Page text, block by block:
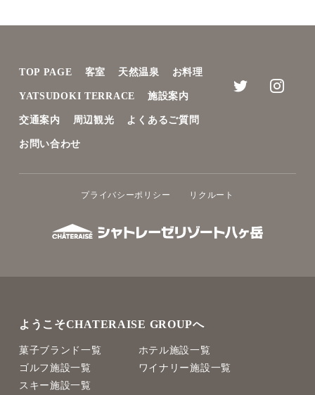
TOP PAGE 客室 天然温泉 お料理
YATSUDOKI TERRACE 施設案内
交通案内 周辺観光 よくあるご質問
お問い合わせ
プライバシーポリシー リクルート
ようこそCHATERAISE GROUPへ
菓子ブランド一覧
ホテル施設一覧
ゴルフ施設一覧
ワイナリー施設一覧
スキー施設一覧